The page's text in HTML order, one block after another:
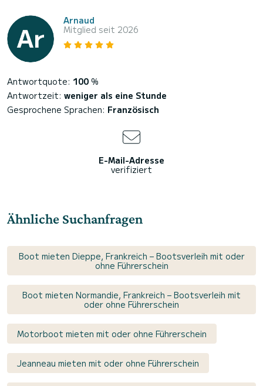
Arnaud
Mitglied seit 2026
Antwortquote: 100 %
Antwortzeit: weniger als eine Stunde
Gesprochene Sprachen: Französisch
E-Mail-Adresse
verifiziert
Ähnliche Suchanfragen
Boot mieten Dieppe, Frankreich – Bootsverleih mit oder
ohne Führerschein
Boot mieten Normandie, Frankreich – Bootsverleih mit
oder ohne Führerschein
Motorboot mieten mit oder ohne Führerschein
Jeanneau mieten mit oder ohne Führerschein